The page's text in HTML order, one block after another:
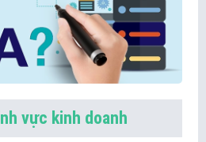
vực kinh doanh